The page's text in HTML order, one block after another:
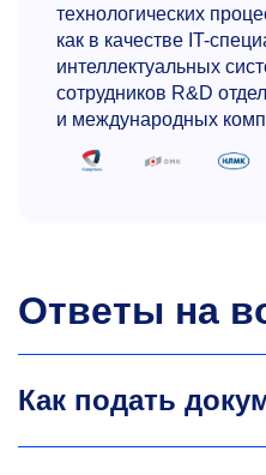
Разработчик
автоматных сталей,
(заказчик — ОЭМК).
по
производства
коррозионностойкой
кислородного
наук. Индекс Хирша —
исследование
от математического
до экономической
инноваций.
+7 495 638-45-57
технологических
как в качестве IT-
интеллектуальных
сотрудников R&D
и международных
Ответы на
Как подать